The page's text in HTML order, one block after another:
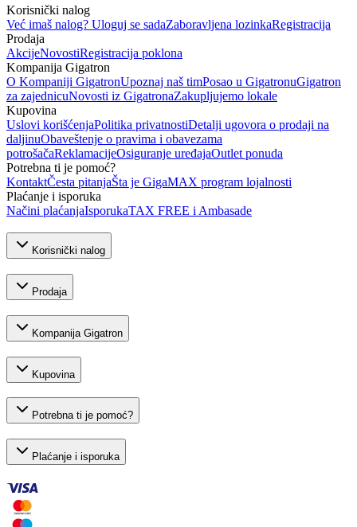
Korisnički nalog
Već imaš nalog? Uloguj se sadaZaboravljena lozinkaRegistracija
Prodaja
AkcijeNovostiRegistracija poklona
Kompanija Gigatron
O Kompaniji GigatronUpoznaj naš timPosao u GigatronuGigatron
za zajednicuNovosti iz GigatronaZakupljujemo lokale
Kupovina
Uslovi korišćenjaPolitika privatnostiDetalji ugovora o prodaji na
daljinuObaveštenje o pravima i obavezama
potrošačaReklamacijeOsiguranje uređajaOutlet ponuda
Potrebna ti je pomoć?
KontaktČesta pitanjaŠta je GigaMAX program lojalnosti
Plaćanje i isporuka
Načini plaćanjaIsporukaTAX FREE i Ambasade
Korisnički nalog
Prodaja
Kompanija Gigatron
Kupovina
Potrebna ti je pomoć?
Plaćanje i isporuka